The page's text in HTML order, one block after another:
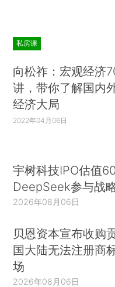
私房课
向松祚：宏观经济
讲，带你了解国内
经济大局
2022年04月06日
宇树科技IPO估值
DeepSeek参与战
2026年08月06日
贝恩资本宣布收购
国大陆无法注册商
场
2026年08月06日